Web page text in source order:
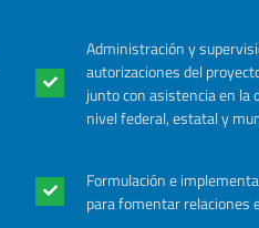
Administración y
autorizaciones del proyecto
junto con asistencia en la
nivel federal, estatal y
Formulación e
para fomentar relaciones